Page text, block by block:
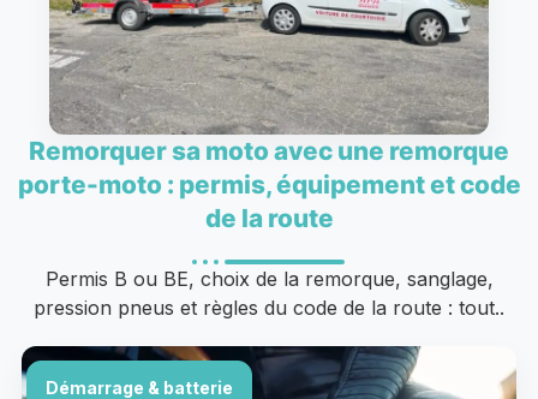
Remorquer sa moto avec une remorque
porte-moto : permis, équipement et code
de la route
Permis B ou BE, choix de la remorque, sanglage,
pression pneus et règles du code de la route : tout..
Démarrage & batterie